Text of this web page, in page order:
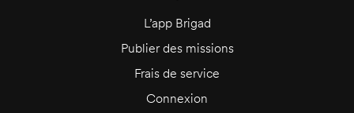
L’app Brigad
Publier des missions
Frais de service
Connexion